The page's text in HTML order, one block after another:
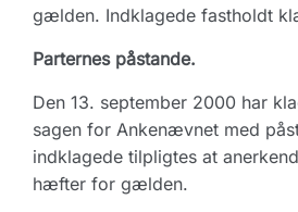
gælden. Indklagede fastholdt
Parternes påstande.
Den 13. september 2000 har
sagen for Ankenævnet med
indklagede tilpligtes at
hæfter for gælden.